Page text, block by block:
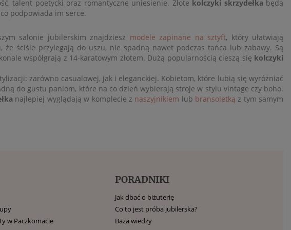
talent poetycki oraz romantyczne uniesienie. Złote kolczyki skrzydełkabędą
podpowiada im serce.
salonie jubilerskim znajdziesz modele zapinane na sztyft, który ułatwiają
ściśle przylegają do uszu, nie spadną nawet podczas tańca lub zabawy. Są
współgrają z 14-karatowym złotem. Dużą popularnością cieszą się kolczyki
zarówno casualowej, jak i eleganckiej. Kobietom, które lubią się wyróżniać
do gustu paniom, które na co dzień wybierają stroje w stylu vintage czy boho.
najlepiej wyglądają w komplecie z naszyjnikiem lub bransoletką z tym samym
w Paczkomacie
PORADNIKI
Jak dbać o biżuterię
Co to jest próba jubilerska?
Baza wiedzy